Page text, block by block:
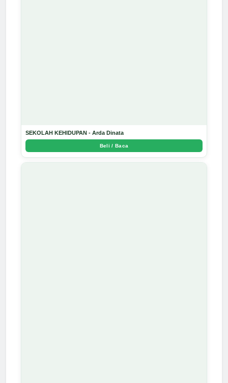
SEKOLAH KEHIDUPAN - Arda Dinata
Beli / Baca